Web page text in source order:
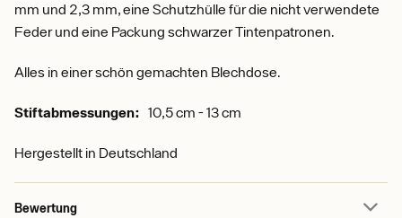
mm und 2,3 mm, eine Schutzhülle für die nicht verwendete
Feder und eine Packung schwarzer Tintenpatronen.
Alles in einer schön gemachten Blechdose.
Stiftabmessungen: 10,5 cm - 13 cm
Hergestellt in Deutschland
Bewertung